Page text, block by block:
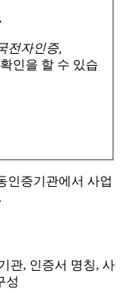
전자인증,
인을 할 수 있습
인증기관에서 사업
관, 인증서 명칭, 사
성